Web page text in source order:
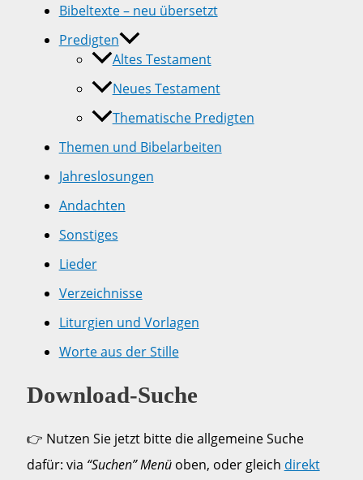
Bibeltexte – neu übersetzt
Predigten
Altes Testament
Neues Testament
Thematische Predigten
Themen und Bibelarbeiten
Jahreslosungen
Andachten
Sonstiges
Lieder
Verzeichnisse
Liturgien und Vorlagen
Worte aus der Stille
Download-Suche
👉 Nutzen Sie jetzt bitte die allgemeine Suche
dafür: via “Suchen” Menüoben, oder gleich direkt